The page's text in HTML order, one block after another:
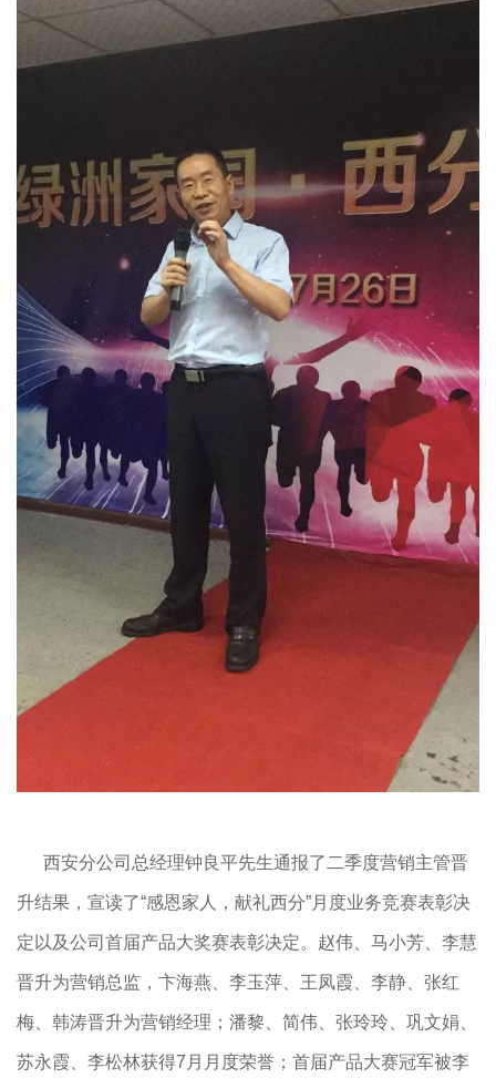
西安分公司总经理钟良平先生通报了二季度营销主管晋
升结果，宣读了“感恩家人，献礼西分”月度业务竞赛表彰决
定以及公司首届产品大奖赛表彰决定。赵伟、马小芳、李慧
晋升为营销总监，卞海燕、李玉萍、王凤霞、李静、张红
梅、韩涛晋升为营销经理；潘黎、简伟、张玲玲、巩文娟、
苏永霞、李松林获得7月月度荣誉；首届产品大赛冠军被李